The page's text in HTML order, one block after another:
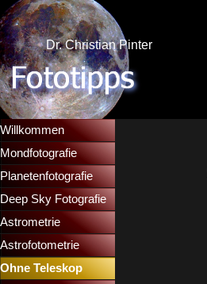
Direkt zum Seiteninhalt
Dr. Christian Pinter
Menü überspringen
Willkommen
Mondfotografie
Planetenfotografie
Deep Sky Fotografie
Astrometrie
Astrofotometrie
Ohne Teleskop